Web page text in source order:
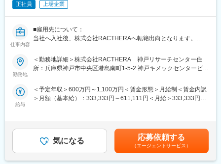
■評価制度：
昇給・昇格実績・資格手当も豊富であり、頑張りに応じてしっか
り評価を行う環境です(入社2年目で年24万円程度の昇給や、入社3
年目～5年目で年収600万円～の実績あり)。
現在CRCは8名で平均年齢も30歳と比較的若い組織です。女性が
多く、女性も長期的に活躍しやすい環境となっています。
変更の範囲：会社の定める業務
・完全週休2日制で年間休日125日。月平均残業時間も15ｈ程度と
ライフワークバランスを充実できる環境です。
手当支給がございます。
◎薬剤師有資格者
◎有機化学／生化学に関する知識・経験
◎GMPの知見
に提供しております。また、富士フイルム和光純薬工業ブランド
の試薬の製造も行っております。
◎医薬品や半導体材料等の製造受諾への増加などの追い風もあ
正社員 上場企業
仕事内容
■雇用先について：
当社へ入社後、株式会社RACTHERAへ転籍出向となります。
薬関連製品の研究、開発、製造、販売および輸出入
■職務内容：
・非臨床開発研究（薬理、大動物）、特に投与デバイスならびに
投与法の開発
■仕事の魅力：
iPS細胞から作製した細胞・組織・臓器による再生医療の実用化に
フォーカスして研究開発を進めています。国内外の多くの高名な
勤務地
＜勤務地詳細＞株式会社RACTHERA 神戸リサーチセンター住
所：兵庫県神戸市中央区港島南町1-5-2 神戸キメックセンタービル
（リモートワーク含む）
給与
＜予定年収＞600万円～1,100万円＜賃金形態＞月給制＜賃金内訳
＞月額（基本給）：333,333円～611,111円＜月給＞333,333円～
金額であり、選考を通じて上下する可能性があります。月給(月額)
は固定手当を含めた表記です。
気になる 応募依頼する
（エージェントサービス）